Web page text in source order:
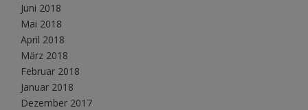
Juni 2018
Mai 2018
April 2018
März 2018
Februar 2018
Januar 2018
Dezember 2017